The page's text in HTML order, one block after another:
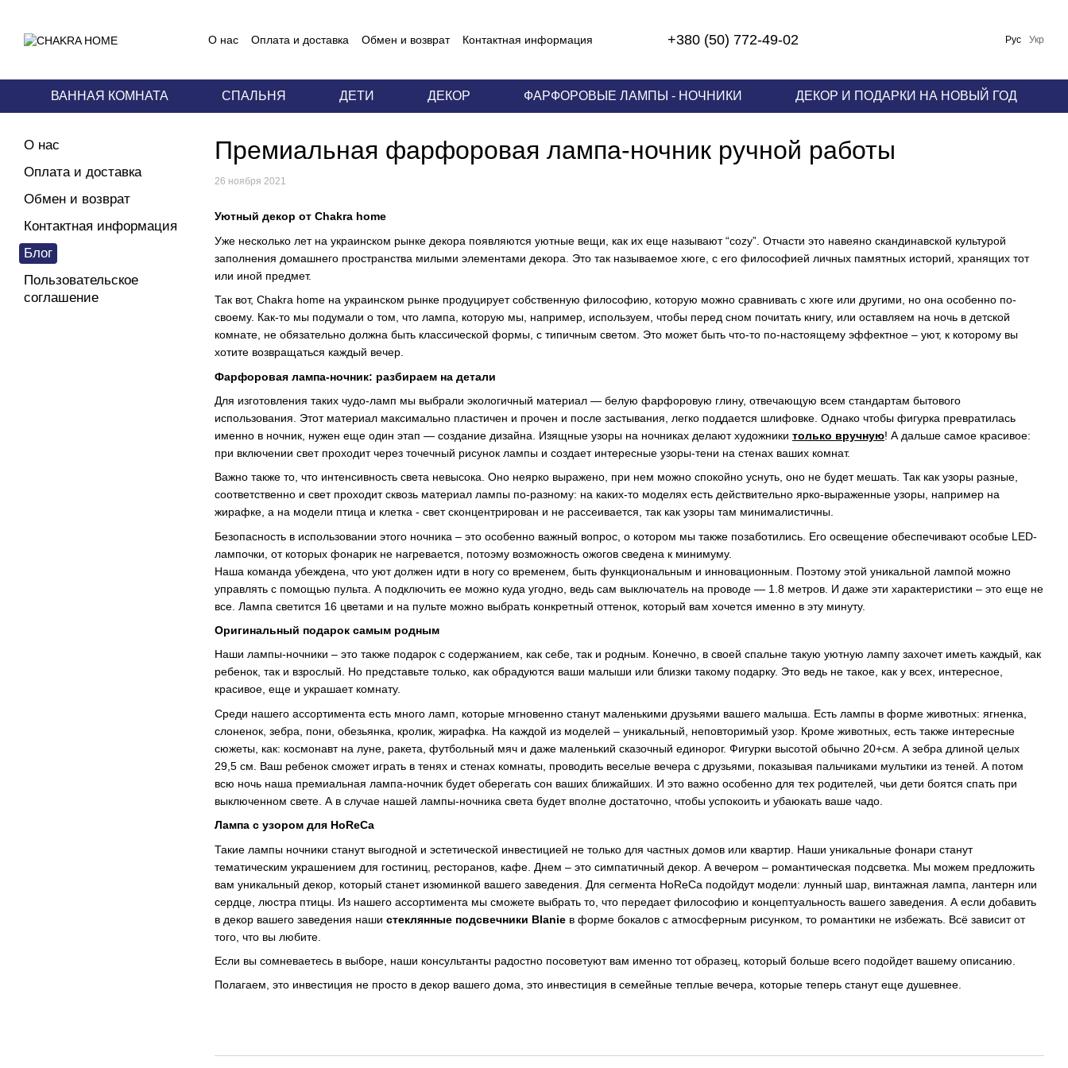
О нас Оплата и доставка Обмен и возврат
Контактная информация
+380 (50) 772-49-02 Укр
Рус
ВАННАЯ КОМНАТА СПАЛЬНЯ ДЕТИ ДЕКОР ФАРФОРОВЫЕ ЛАМПЫ - НОЧНИКИ ДЕКОР И ПОДАРКИ НА НОВЫЙ ГОД
Премиальная фарфоровая лампа-ночник ручной работы
26 ноября 2021
Уютный декор от Chakra home
Уже несколько лет на украинском рынке декора появляются уютные вещи, как их еще называют “cozy”. Отчасти это навеяно скандинавской культурой
заполнения домашнего пространства милыми элементами декора. Это так называемое хюге, с его философией личных памятных историй, хранящих тот
или иной предмет.
Так вот, Chakra home на украинском рынке продуцирует собственную философию, которую можно сравнивать с хюге или другими, но она особенно по-
своему. Как-то мы подумали о том, что лампа, которую мы, например, используем, чтобы перед сном почитать книгу, или оставляем на ночь в детской
комнате, не обязательно должна быть классической формы, с типичным светом. Это может быть что-то по-настоящему эффектное – уют, к которому вы
хотите возвращаться каждый вечер.
Фарфоровая лампа-ночник: разбираем на детали
Для изготовления таких чудо-ламп мы выбрали экологичный материал — белую фарфоровую глину, отвечающую всем стандартам бытового
использования. Этот материал максимально пластичен и прочен и после застывания, легко поддается шлифовке. Однако чтобы фигурка превратилась
именно в ночник, нужен еще один этап — создание дизайна. Изящные узоры на ночниках делают художники только вручную! А дальше самое красивое:
при включении свет проходит через точечный рисунок лампы и создает интересные узоры-тени на стенах ваших комнат.
Важно также то, что интенсивность света невысока. Оно неярко выражено, при нем можно спокойно уснуть, оно не будет мешать. Так как узоры разные,
соответственно и свет проходит сквозь материал лампы по-разному: на каких-то моделях есть действительно ярко-выраженные узоры, например на
жирафке, а на модели птица и клетка - свет сконцентрирован и не рассеивается, так как узоры там минималистичны.
Безопасность в использовании этого ночника – это особенно важный вопрос, о котором мы также позаботились. Его освещение обеспечивают особые LED-
лампочки, от которых фонарик не нагревается, потоэму возможность ожогов сведена к минимуму.
Наша команда убеждена, что уют должен идти в ногу со временем, быть функциональным и инновационным. Поэтому этой уникальной лампой можно
управлять с помощью пульта. А подключить ее можно куда угодно, ведь сам выключатель на проводе — 1.8 метров. И даже эти характеристики – это еще не
все. Лампа светится 16 цветами и на пульте можно выбрать конкретный оттенок, который вам хочется именно в эту минуту.
Оригинальный подарок самым родным
Наши лампы-ночники – это также подарок с содержанием, как себе, так и родным. Конечно, в своей спальне такую ​​уютную лампу захочет иметь каждый, как
ребенок, так и взрослый. Но представьте только, как обрадуются ваши малыши или близки такому подарку. Это ведь не такое, как у всех, интересное,
красивое, еще и украшает комнату.
Среди нашего ассортимента есть много ламп, которые мгновенно станут маленькими друзьями вашего малыша. Есть лампы в форме животных: ягненка,
слоненок, зебра, пони, обезьянка, кролик, жирафка. На каждой из моделей – уникальный, неповторимый узор. Кроме животных, есть также интересные
сюжеты, как: космонавт на луне, ракета, футбольный мяч и даже маленький сказочный единорог. Фигурки высотой обычно 20+см. А зебра длиной целых
29,5 см. Ваш ребенок сможет играть в тенях и стенах комнаты, проводить веселые вечера с друзьями, показывая пальчиками мультики из теней. А потом
всю ночь наша премиальная лампа-ночник будет оберегать сон ваших ближайших. И это важно особенно для тех родителей, чьи дети боятся спать при
выключенном свете. А в случае нашей лампы-ночника света будет вполне достаточно, чтобы успокоить и убаюкать ваше чадо.
Лампа с узором для HoReCa
Такие лампы ночники станут выгодной и эстетической инвестицией не только для частных домов или квартир. Наши уникальные фонари станут
тематическим украшением для гостиниц, ресторанов, кафе. Днем – это симпатичный декор. А вечером – романтическая подсветка. Мы можем предложить
вам уникальный декор, который станет изюминкой вашего заведения. Для сегмента HoReCa подойдут модели: лунный шар, винтажная лампа, лантерн или
сердце, люстра птицы. Из нашего ассортимента мы сможете выбрать то, что передает философию и концептуальность вашего заведения. А если добавить
в декор вашего заведения наши стеклянные подсвечники Blanie в форме бокалов с атмосферным рисунком, то романтики не избежать. Всё зависит от
того, что вы любите.
Если вы сомневаетесь в выборе, наши консультанты радостно посоветуют вам именно тот образец, который больше всего подойдет вашему описанию.
Полагаем, это инвестиция не просто в декор вашего дома, это инвестиция в семейные теплые вечера, которые теперь станут еще душевнее.
О нас
Оплата и доставка
Обмен и возврат
Контактная информация
Блог
Пользовательское
соглашение